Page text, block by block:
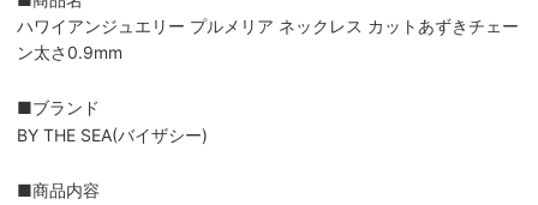
ハワイアンジュエリー プルメリア ネックレス カットあずきチェー
ン太さ0.9mm
■ブランド
BY THE SEA(バイザシー)
■商品内容